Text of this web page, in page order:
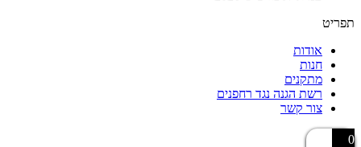
תפריט
אודות
חנות
מתקנים
רשת הגנה נגד רחפנים
צור קשר
0